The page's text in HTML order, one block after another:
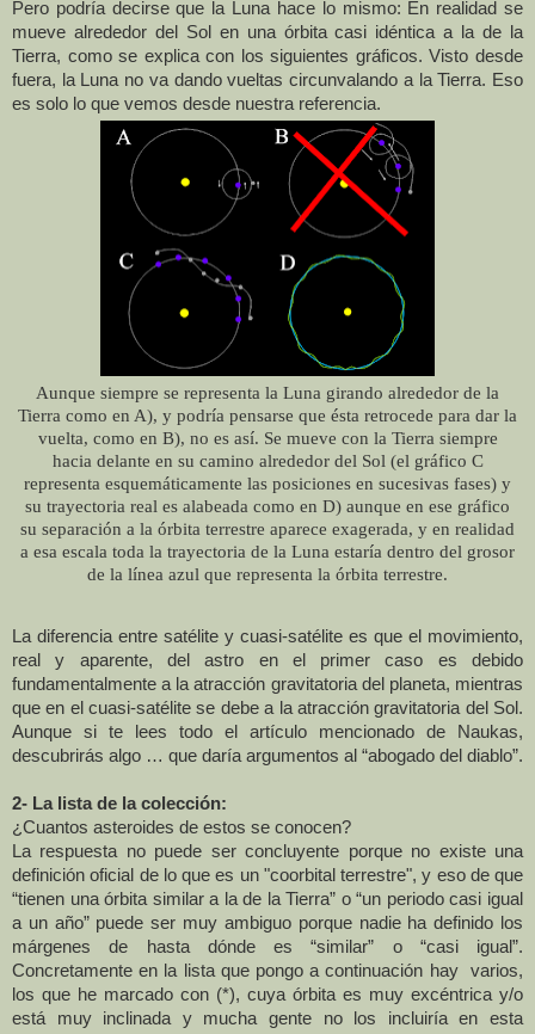
Pero podría decirse que la Luna hace lo mismo: En realidad se
mueve alrededor del Sol en una órbita casi idéntica a la de
la
Tierra, como se explica con los siguientes gráficos. Visto desde
fuera, la Luna no va dando vueltas circunvalando a la Tierra. Eso
es solo lo que vemos desde nuestra referencia.
Aunque siempre se representa la Luna girando alrededor de la
Tierra como en A), y podría pensarse que ésta retrocede para dar la
vuelta, como en B), no es así. Se mueve con la Tierra siempre
hacia delante en su camino alrededor del Sol (el gráfico C
representa esquemáticamente las posiciones en sucesivas fases) y
su trayectoria real es alabeada como en D) aunque en ese gráfico
su separación a la órbita terrestre aparece exagerada, y en realidad
a esa escala toda la trayectoria de la Luna estaría dentro del grosor
de la línea azul que representa la órbita terrestre.
La diferencia entre satélite y cuasi-satélite es que el movimiento,
real y aparente, del astro en el primer caso es debido
fundamentalmente a la atracción gravitatoria del planeta, mientras
que en el cuasi-satélite se debe a la atracción gravitatoria del Sol.
Aunque si te lees todo el artículo mencionado de Naukas,
descubrirás algo … que daría argumentos al “abogado del diablo”.
2- La lista de la colección:
¿Cuantos asteroides de estos se conocen?
La respuesta no puede ser concluyente porque no existe una
definición oficial de lo que es un "coorbital terrestre", y eso de que
“tienen una órbita similar a la de la Tierra” o “un periodo casi igual
a un año” puede ser muy ambiguo porque nadie ha definido los
márgenes de hasta dónde es “similar” o “casi igual”.
Concretamente en la lista que pongo a continuación hay varios,
los que he marcado con (*), cuya órbita es muy excéntrica y/o
está muy inclinada y mucha gente no los incluiría en esta